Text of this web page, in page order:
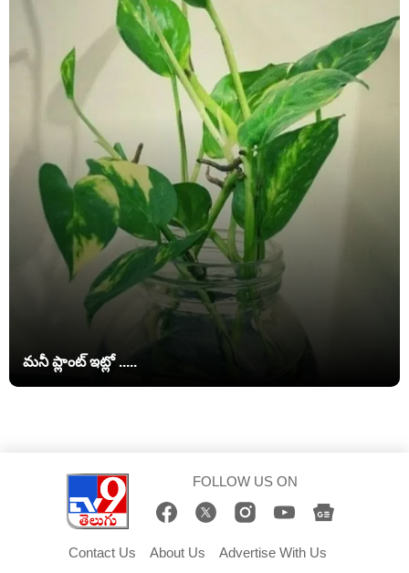
మనీ ప్లాంట్ ఇట్లో .....
FOLLOW US ON
Contact Us About Us Advertise With Us